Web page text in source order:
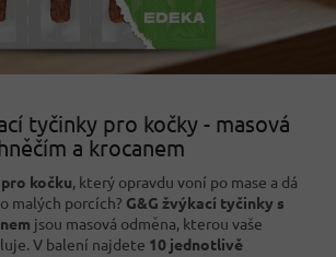
tyčinky pro kočky - masová
a krocanem
kočku, který opravdu voní po mase a dá
malých porcích? G&G žvýkací tyčinky s
jsou masová odměna, kterou vaše
V balení najdete 10 jednotlivě